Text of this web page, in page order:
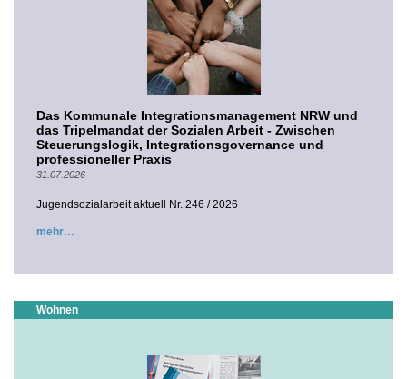
Das Kommunale Integrationsmanagement NRW und
das Tripelmandat der Sozialen Arbeit - Zwischen
Steuerungslogik, Integrationsgovernance und
professioneller Praxis
31.07.2026
Jugendsozialarbeit aktuell Nr. 246 / 2026
mehr
Wohnen